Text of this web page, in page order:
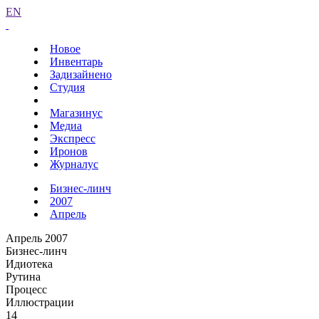
EN
Новое
Инвентарь
Задизайнено
Студия
Магазинус
Медиа
Экспресс
Иронов
Журналус
Бизнес-линч
2007
Апрель
Апрель 2007
Бизнес-линч
Идиотека
Рутина
Процесс
Иллюстрации
14